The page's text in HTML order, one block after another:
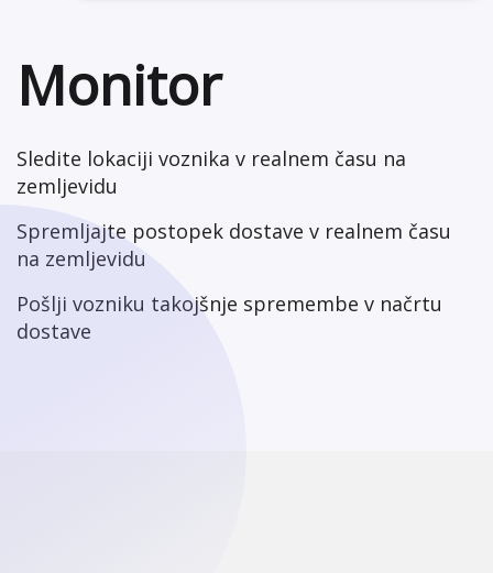
Monitor
Sledite lokaciji voznika v realnem času na
zemljevidu
Spremljajte postopek dostave v realnem času
na zemljevidu
Pošlji vozniku takojšnje spremembe v načrtu
dostave